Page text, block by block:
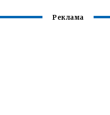
Реклама